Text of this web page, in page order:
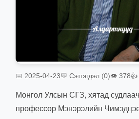
📅 2025-04-23💬 Сэтгэгдэл (0)👁 378
Монгол Улсын СГЗ, хятад
профессор Мэнэрэлийн